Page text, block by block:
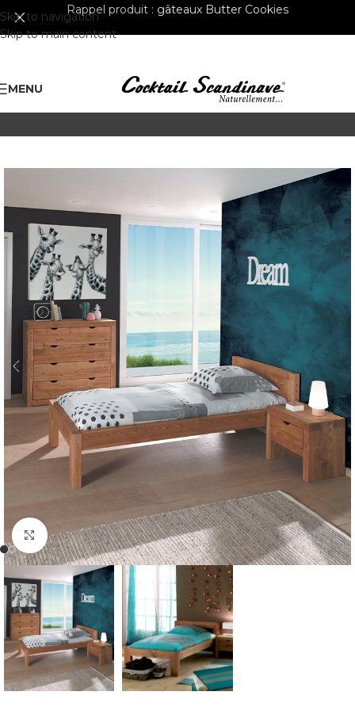
Skip to navigation
Skip to main content
Rappel produit : gâteaux Butter Cookies
MENU
Cliquer pour agrandir